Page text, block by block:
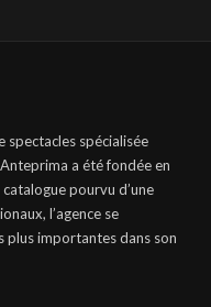
spécialisée
a été fondée en
pourvu d’une
l’agence se
plus importantes dans son